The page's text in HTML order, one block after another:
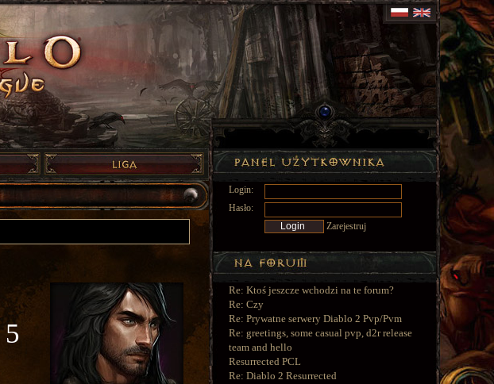
5
Login:
Hasło:
Zarejestruj
Re: Ktoś jeszcze wchodzi na te forum?
Re: Czy
Re: Prywatne serwery Diablo 2 Pvp/Pvm
Re: greetings, some casual pvp, d2r release
team and hello
Resurrected PCL
Re: Diablo 2 Resurrected